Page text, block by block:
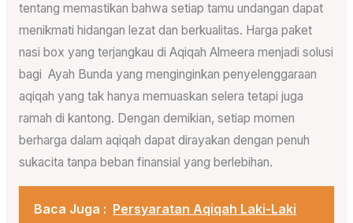
tentang memastikan bahwa setiap tamu undangan dapat
menikmati hidangan lezat dan berkualitas. Harga paket
nasi box yang terjangkau di Aqiqah Almeera menjadi solusi
bagi Ayah Bunda yang menginginkan penyelenggaraan
aqiqah yang tak hanya memuaskan selera tetapi juga
ramah di kantong. Dengan demikian, setiap momen
berharga dalam aqiqah dapat dirayakan dengan penuh
sukacita tanpa beban finansial yang berlebihan.
Baca Juga : Persyaratan Aqiqah Laki-Laki